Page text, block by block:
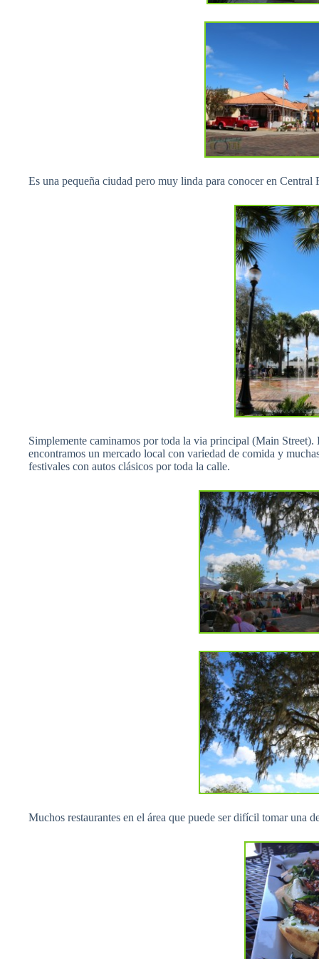
Es una pequeña ciudad pero muy linda para conocer en Central
Simplemente caminamos por toda la via principal (Main
encontramos un mercado local con variedad de comida y
festivales con autos clásicos por toda la calle.
Muchos restaurantes en el área que puede ser difícil tomar una